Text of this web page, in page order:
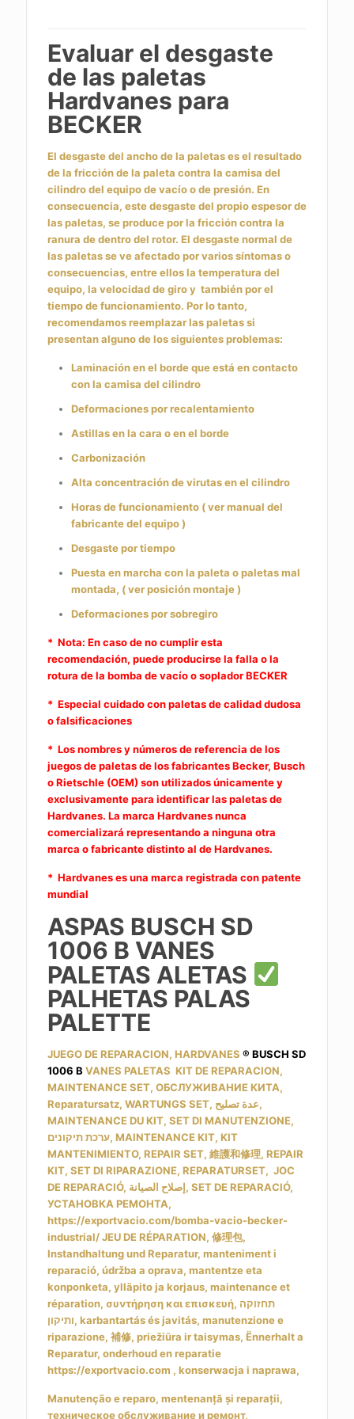
Evaluar el desgaste
de las paletas
Hardvanes para
BECKER
El desgaste del ancho de la paletas es el resultado
de la fricción de la paleta contra la camisa del
cilindro del equipo de vacío o de presión. En
consecuencia, este desgaste del propio espesor de
las paletas, se produce por la fricción contra la
ranura de dentro del rotor. El desgaste normal de
las paletas se ve afectado por varios síntomas o
consecuencias, entre ellos la temperatura del
equipo, la velocidad de giro y también por el
tiempo de funcionamiento. Por lo tanto,
recomendamos reemplazar las paletas si
presentan alguno de los siguientes problemas:
Laminación en el borde que está en contacto
con la camisa del cilindro
Deformaciones por recalentamiento
Astillas en la cara o en el borde
Carbonización
Alta concentración de virutas en el cilindro
Horas de funcionamiento ( ver manual del
fabricante del equipo )
Desgaste por tiempo
Puesta en marcha con la paleta o paletas mal
montada, ( ver posición montaje )
Deformaciones por sobregiro
* Nota: En caso de no cumplir esta
recomendación, puede producirse la falla o la
rotura de la bomba de vacío o soplador BECKER
* Especial cuidado con paletas de calidad dudosa
o falsificaciones
* Los nombres y números de referencia de los
juegos de paletas de los fabricantes Becker, Busch
o Rietschle (OEM) son utilizados únicamente y
exclusivamente para identificar las paletas de
Hardvanes. La marca Hardvanes nunca
comercializará representando a ninguna otra
marca o fabricante distinto al de Hardvanes.
* Hardvanes es una marca registrada con patente
mundial
ASPAS BUSCH SD
1006 B VANES
PALETAS ALETAS
PALHETAS PALAS
PALETTE
JUEGO DE REPARACION, HARDVANES ® BUSCH SD
1006 B VANES PALETAS KIT DE REPARACION,
MAINTENANCE SET, ОБСЛУЖИВАНИЕ КИТА,
Reparatursatz, WARTUNGS SET, عدة تصليح,
MAINTENANCE DU KIT, SET DI MANUTENZIONE,
ערכת תיקונים, MAINTENANCE KIT, KIT
MANTENIMIENTO, REPAIR SET, 維護和修理, REPAIR
KIT, SET DI RIPARAZIONE, REPARATURSET, JOC
DE REPARACIÓ, إصلاح الصيانة, SET DE REPARACIÓ,
УСТАНОВКА РЕМОНТА,
https://exportvacio.com/bomba-vacio-becker-
industrial/ JEU DE RÉPARATION, 修理包,
Instandhaltung und Reparatur, manteniment i
reparació, údržba a oprava, mantentze eta
konponketa, ylläpito ja korjaus, maintenance et
réparation, συντήρηση και επισκευή, תחזוקה
ותיקון, karbantartás és javitás, manutenzione e
riparazione, 補修, priežiūra ir taisymas, Ënnerhalt a
Reparatur, onderhoud en reparatie
https://exportvacio.com , konserwacja i naprawa,
Manutenção e reparo, mentenanță și reparații,
техническое обслуживание и ремонт,